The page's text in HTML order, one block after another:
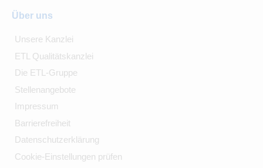
Über uns
Unsere Kanzlei
ETL Qualitätskanzlei
Die ETL-Gruppe
Stellenangebote
Impressum
Barrierefreiheit
Datenschutzerklärung
Cookie-Einstellungen prüfen